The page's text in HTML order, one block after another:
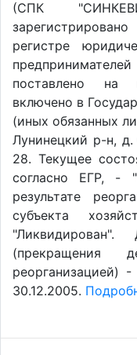
(СПК
регистре
поставлено на
включено в
(иных обязанных
Лунинецкий р-н, д.
28. Текущее
согласно ЕГР, -
результате
субъекта
(прекращения
реорганизацией)
30.12.2005.